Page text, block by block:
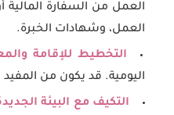
العمل من السفارة المالية
العمل، وشهادات الخبرة.
التخطيط للإقامة
اليومية. قد يكون من
التكيف مع البيئة